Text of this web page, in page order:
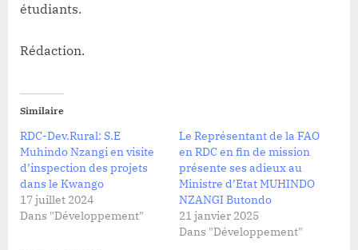
étudiants.
Rédaction.
Similaire
RDC-Dev.Rural: S.E
Muhindo Nzangi en visite
d’inspection des projets
dans le Kwango
17 juillet 2024
Dans "Développement"
Le Représentant de la FAO
en RDC en fin de mission
présente ses adieux au
Ministre d’Etat MUHINDO
NZANGI Butondo
21 janvier 2025
Dans "Développement"